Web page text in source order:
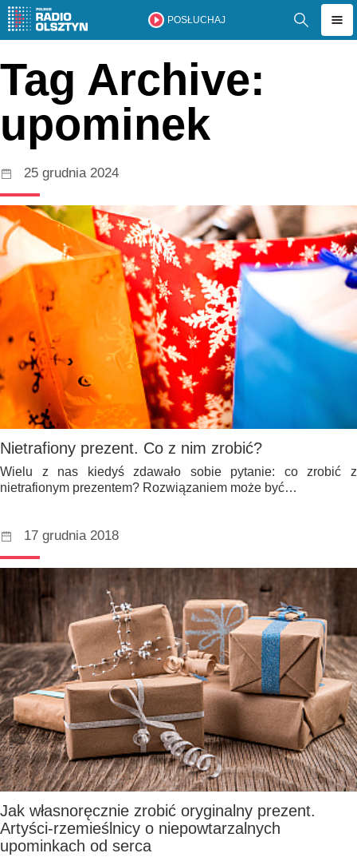
POSŁUCHAJ
Tag Archive:
upominek
25 grudnia 2024
Nietrafiony prezent. Co z nim zrobić?
Wielu z nas kiedyś zdawało sobie pytanie: co zrobić z
nietrafionym prezentem? Rozwiązaniem może być…
17 grudnia 2018
Jak własnoręcznie zrobić oryginalny prezent.
Artyści-rzemieślnicy o niepowtarzalnych
upominkach od serca